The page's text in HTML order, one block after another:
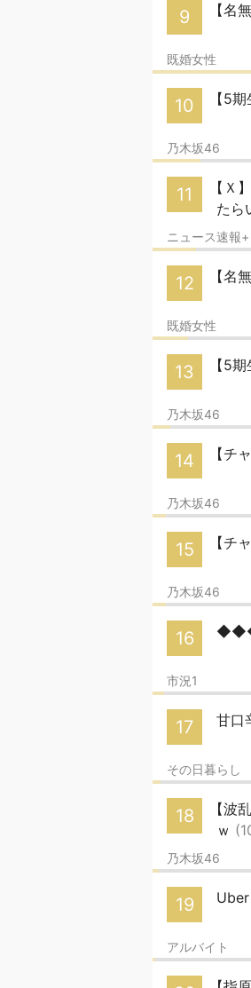
9 【名
既婚女性
10 【5
乃木坂46
11
【Ｘ
たら
ニュース速報+
12 【名
既婚女性
13 【5
乃木坂46
14 【チ
乃木坂46
15 【チ
乃木坂46
16
市況1
17 甘口
その日暮らし
18
【波
ｗ
乃木坂46
19
アルバイト